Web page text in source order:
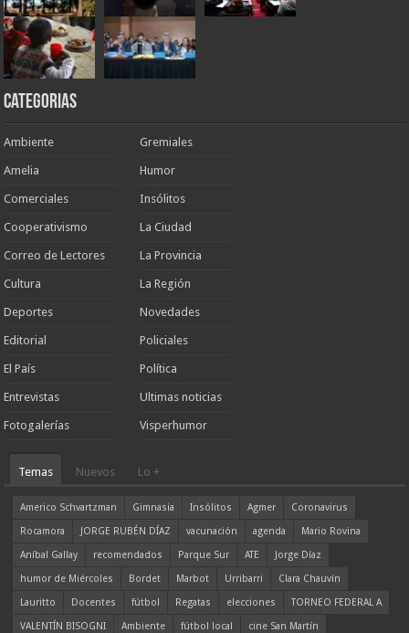
Categorias
Ambiente
Amelia
Comerciales
Cooperativismo
Correo de Lectores
Cultura
Deportes
Editorial
El País
Entrevistas
Fotogalerías
Gremiales
Humor
Insólitos
La Ciudad
La Provincia
La Región
Novedades
Policiales
Política
Ultimas noticias
Visperhumor
Temas Nuevos Lo +
Americo Schvartzman Gimnasia Insólitos Agmer
Coronavirus
Rocamora
JORGE RUBÉN DÍAZ vacunación agenda
Mario Rovina
Aníbal Gallay
recomendados Parque Sur ATE
Jorge Díaz
humor de Miércoles
Bordet Marbot Urribarri
Clara Chauvín
Lauritto
Docentes fútbol Regatas elecciones
TORNEO FEDERAL A
VALENTÍN BISOGNI
Ambiente fútbol local cine San Martín